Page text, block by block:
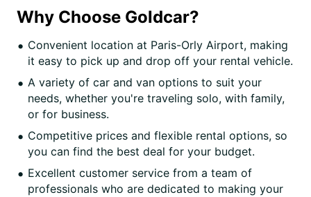
Why Choose Goldcar?
Convenient location at Paris-Orly Airport, making
it easy to pick up and drop off your rental vehicle.
A variety of car and van options to suit your
needs, whether you're traveling solo, with family,
or for business.
Competitive prices and flexible rental options, so
you can find the best deal for your budget.
Excellent customer service from a team of
professionals who are dedicated to making your